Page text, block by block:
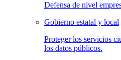
Defensa de nivel
Gobierno estatal y local
Proteger los servicios
los datos públicos.